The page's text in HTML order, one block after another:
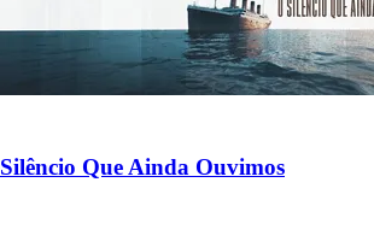
Que Ainda Ouvimos